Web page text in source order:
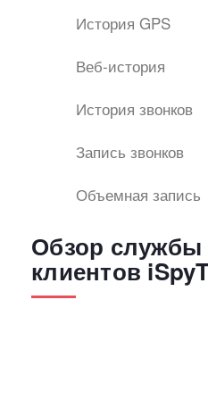
История GPS
Веб-история
История звонков
Запись звонков
Объемная запись
Обзор службы
клиентов